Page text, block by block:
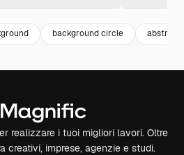
background circle abstract
realizzare i tuoi migliori lavori. Oltre
creativi, imprese, agenzie e studi.